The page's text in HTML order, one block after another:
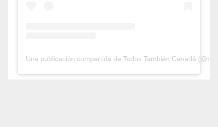
Una publicación compartida de Todos También Canadá